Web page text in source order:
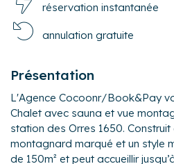
réservation instantanée
annulation gratuite
Présentation
L'Agence Cocoonr/Book&Pay
Chalet avec sauna et vue
station des Orres 1650.
montagnard marqué et un style
de 150m² et peut accueillir